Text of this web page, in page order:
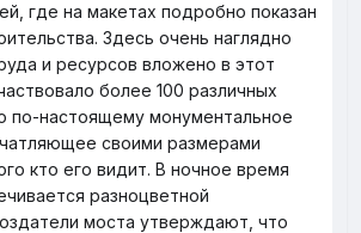
где на макетах подробно показан
Здесь очень наглядно
и ресурсов вложено в этот
более 100 различных
по-настоящему монументальное
своими размерами
кто его видит. В ночное время
разноцветной
моста утверждают, что